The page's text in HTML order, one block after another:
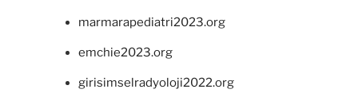
marmarapediatri2023.org
emchie2023.org
girisimselradyoloji2022.org